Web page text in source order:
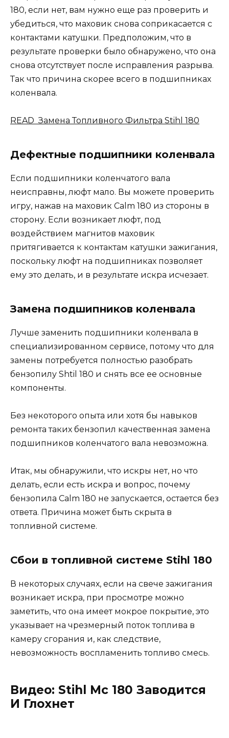
180, если нет, вам нужно еще раз проверить и
убедиться, что маховик снова соприкасается с
контактами катушки. Предположим, что в
результате проверки было обнаружено, что она
снова отсутствует после исправления разрыва.
Так что причина скорее всего в подшипниках
коленвала.
READ Замена Топливного Фильтра Stihl 180
Дефектные подшипники коленвала
Если подшипники коленчатого вала
неисправны, люфт мало. Вы можете проверить
игру, нажав на маховик Calm 180 из стороны в
сторону. Если возникает люфт, под
воздействием магнитов маховик
притягивается к контактам катушки зажигания,
поскольку люфт на подшипниках позволяет
ему это делать, и в результате искра исчезает.
Замена подшипников коленвала
Лучше заменить подшипники коленвала в
специализированном сервисе, потому что для
замены потребуется полностью разобрать
бензопилу Shtil 180 и снять все ее основные
компоненты.
Без некоторого опыта или хотя бы навыков
ремонта таких бензопил качественная замена
подшипников коленчатого вала невозможна.
Итак, мы обнаружили, что искры нет, но что
делать, если есть искра и вопрос, почему
бензопила Calm 180 не запускается, остается без
ответа. Причина может быть скрыта в
топливной системе.
Сбои в топливной системе Stihl 180
В некоторых случаях, если на свече зажигания
возникает искра, при просмотре можно
заметить, что она имеет мокрое покрытие, это
указывает на чрезмерный поток топлива в
камеру сгорания и, как следствие,
невозможность воспламенить топливо смесь.
Видео: Stihl Мс 180 Заводится
И Глохнет